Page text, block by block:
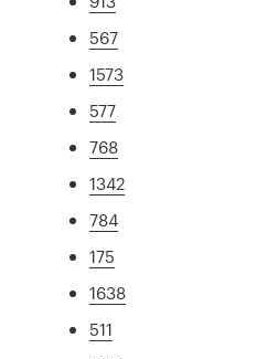
567
1573
577
768
1342
784
175
1638
511